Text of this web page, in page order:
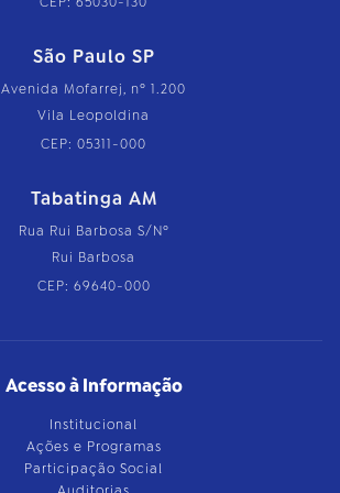
São Paulo SP
Avenida Mofarrej, nº 1.200
Vila Leopoldina
CEP: 05311-000
Tabatinga AM
Rua Rui Barbosa S/Nº
Rui Barbosa
CEP: 69640-000
Acesso à Informação
Institucional
Ações e Programas
Participação Social